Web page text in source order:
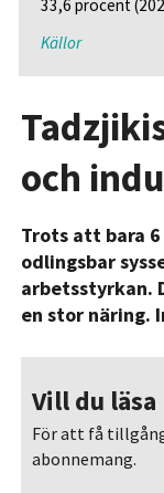
33,6 procent
Källor
och
Trots att bara
odlingsbar
arbetsstyrkan.
en stor näring.
Vill du läsa
För att få
abonnemang.